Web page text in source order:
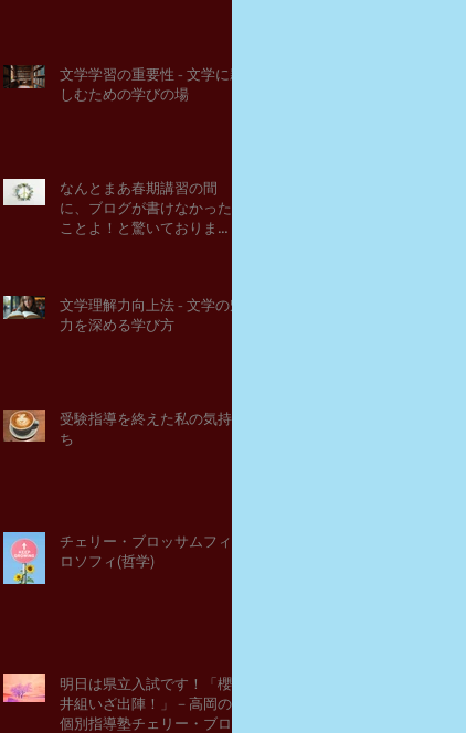
文学学習の重要性 - 文学に親
しむための学びの場
なんとまあ春期講習の間
に、ブログが書けなかった
ことよ！と驚いておりま
文学理解力向上法 - 文学の魅
力を深める学び方
受験指導を終えた私の気持
ち
チェリー・ブロッサムフィ
ロソフィ(哲学)
明日は県立入試です！「櫻
井組いざ出陣！」－高岡の
個別指導塾チェリー・ブロ